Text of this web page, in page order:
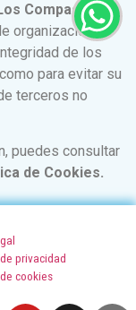
Compadresha
organización
de los
para evitar su
terceros no
puedes consultar
de Cookies.
privacidad
cookies